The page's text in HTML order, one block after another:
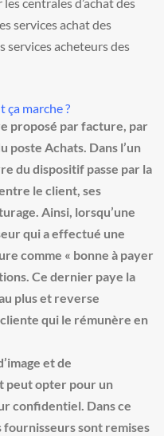
services achat des
services acheteurs des
marche ?
proposé par facture, par
poste Achats. Dans l’un
du dispositif passe par la
le client, ses
Ainsi, lorsqu’une
qui a effectué une
comme « bonne à payer
Ce dernier paye la
plus et reverse
qui le rémunère en
et de
peut opter pour un
confidentiel. Dans ce
fournisseurs sont remises